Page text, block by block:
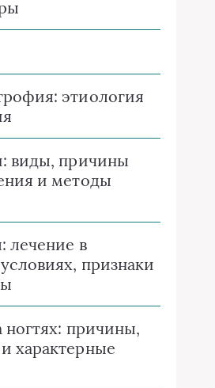
этиология
виды, причины
и методы
лечение в
признаки
ногтях: причины,
характерные